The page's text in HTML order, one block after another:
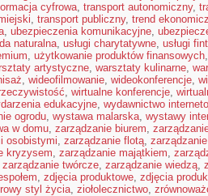
cyfrowa, transport autonomiczny,
, transport publiczny, trend
, ubezpieczenia komunikacyjne,
naturalna, usługi charytatywne, usługi
, użytkowanie produktów finansowych
artystyczne, warsztaty kulinarne,
, wideofilmowanie, wideokonferencje,
, wirtualne konferencje,
edukacyjne, wydawnictwo
ogrodu, wystawa malarska, wystawy
w domu, zarządzanie biurem,
osobistymi, zarządzanie flotą,
kryzysem, zarządzanie majątkiem,
zarządzanie twórcze, zarządzanie wiedzą,
, zdjęcia produktowe, zdjęcia
styl życia, ziołolecznictwo,